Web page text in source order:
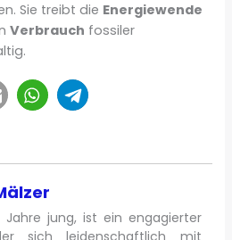
Sie treibt die Energiewende
Verbrauch fossiler
Jahre jung, ist ein engagierter
sich leidenschaftlich mit